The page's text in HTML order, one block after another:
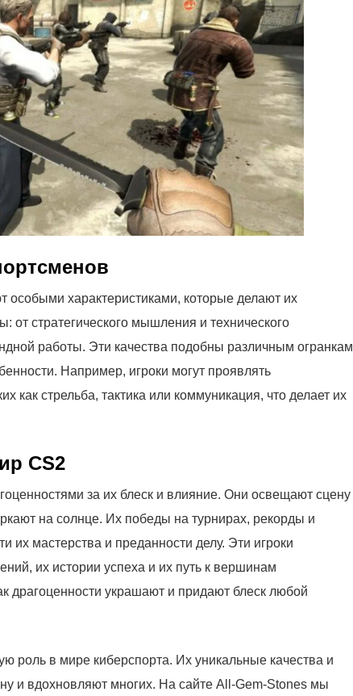
особыми характеристиками, которые делают их
стратегического мышления и технического
работы. Эти качества подобны различным огранкам
Например, игроки могут проявлять
стрельба, тактика или коммуникация, что делает их
CS2
за их блеск и влияние. Они освещают сцену
на солнце. Их победы на турнирах, рекорды и
мастерства и преданности делу. Эти игроки
их истории успеха и их путь к вершинам
драгоценности украшают и придают блеск любой
роль в мире киберспорта. Их уникальные качества и
и вдохновляют многих. На сайте All-Gem-Stones мы